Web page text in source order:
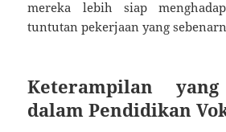
mereka lebih siap
tuntutan pekerjaan yang
Keterampilan
dalam Pendidikan